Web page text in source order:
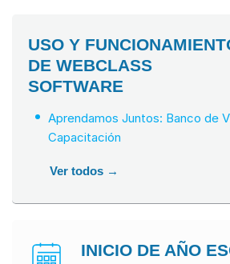
USO Y
DE WEBCLASS
SOFTWARE
Aprendamos Juntos: Banco de
Capacitación
Ver todos →
INICIO DE AÑO